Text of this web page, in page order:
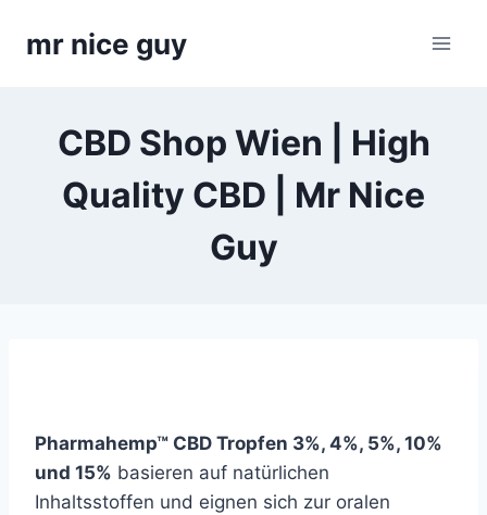
mr nice guy
CBD Shop Wien | High
Quality CBD | Mr Nice
Guy
Pharmahemp™ CBD Tropfen 3%, 4%, 5%, 10%
und 15% basieren auf natürlichen
Inhaltsstoffen und eignen sich zur oralen